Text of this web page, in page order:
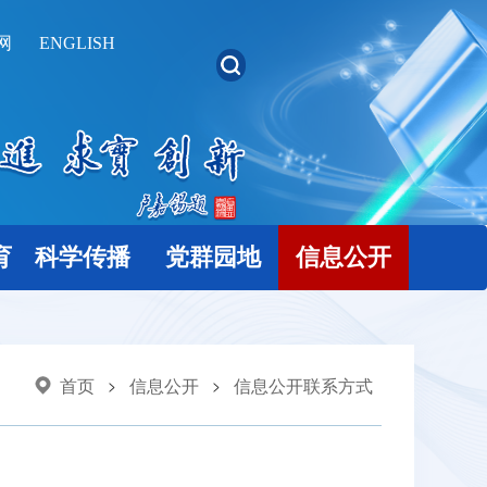
ENGLISH
科学传播 党群园地 信息公开
首页 > 信息公开 > 信息公开联系方式